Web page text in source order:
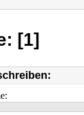
[1]